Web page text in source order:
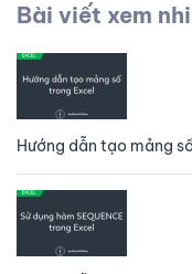
Bài viết xem
Hướng dẫn tạo mảng